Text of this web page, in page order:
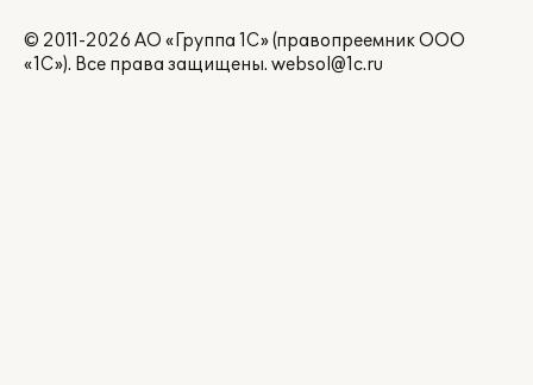
© 2011-2026 АО «Группа 1С» (правопреемник ООО
«1С»). Все права защищены. websol@1c.ru